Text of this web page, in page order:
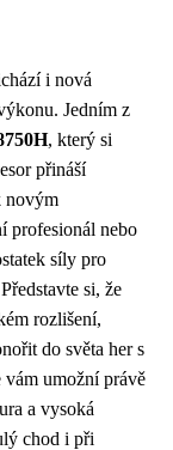
i nová
Jedním z
, který si
přináší
novým
profesionál nebo
síly pro
si, že
rozlišení,
do světa her s
umožní právě
a vysoká
chod i při